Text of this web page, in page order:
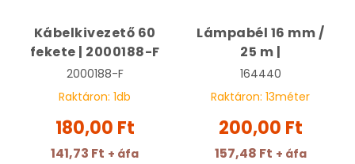
Kábelkivezető 60
fekete | 2000188-F
2000188-F
Raktáron: 1db
180,00 Ft
141,73 Ft + áfa
Lámpabél 16 mm /
25 m |
164440
Raktáron: 13méter
200,00 Ft
157,48 Ft + áfa